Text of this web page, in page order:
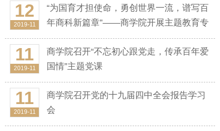
12
2019-11
“为国育才担使命，勇创世界一流，谱写百
年商科新篇章”——商学院开展主题教育专
题党课
11
2019-11
商学院召开“不忘初心跟党走，传承百年爱
国情”主题党课
11
2019-11
商学院召开党的十九届四中全会报告学习
会